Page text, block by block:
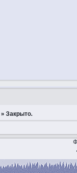
»Закрытo.